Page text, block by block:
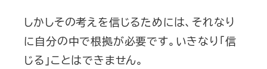
しかしその考えを信じるためには、それなり
に自分の中で根拠が必要です。いきなり「信
じる」ことはできません。